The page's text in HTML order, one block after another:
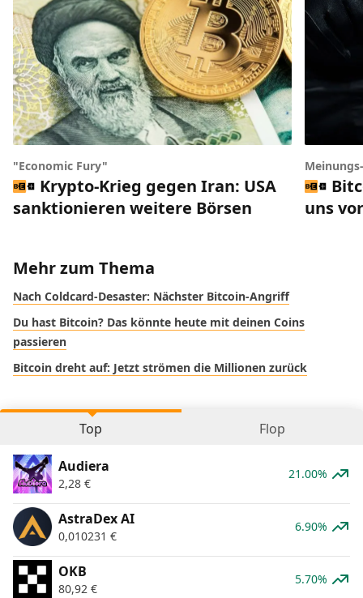
"Economic Fury"
Krypto-Krieg gegen Iran: USA
sanktionieren weitere Börsen
uns
Mehr zum Thema
Nach Coldcard-Desaster: Nächster Bitcoin-Angriff
Du hast Bitcoin? Das könnte heute mit deinen Coins
passieren
Bitcoin dreht auf: Jetzt strömen die Millionen zurück
Top Flop
Audiera
2,28 €
21.00%
AstraDex AI
0,010231 €
6.90%
OKB
80,92 €
5.70%